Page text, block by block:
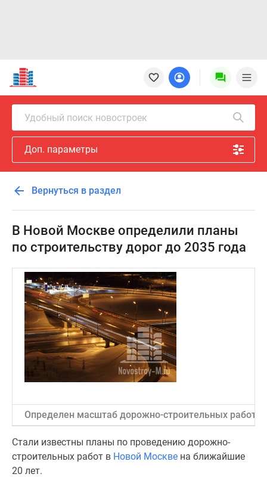
Новостройки
Квартиры
Ипотека
Новостройки
Москвы
Новостройки
Подмосковья
Новостройки
Москвы
Готовые
новостройки
Новостройки
карте
Специальные
предложения
Коммерческие
помещения
Продавцы
застройщики
Панорамы
Видеообзор
новостроек
Экспертиза
новостроек
Экология
Удобный поиск новостроек
Доп. параметры
Вернуться в раздел
В Новой Москве определили планы
по строительству дорог до 2035 года
Определен масштаб дорожно-строительных работ
Стали известны планы по проведению дорожно-
строительных работ в Новой Москве на ближайшие
20 лет.